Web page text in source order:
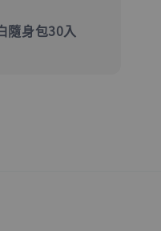
隨身包30入